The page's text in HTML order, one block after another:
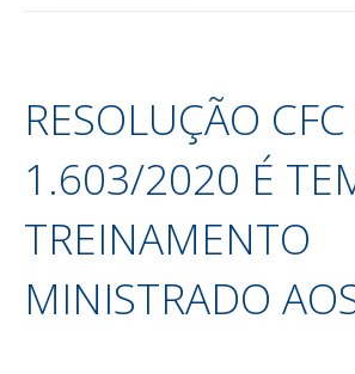
RESOLUÇÃO
1.603/2020 É
TREINAMENTO
MINISTRADO